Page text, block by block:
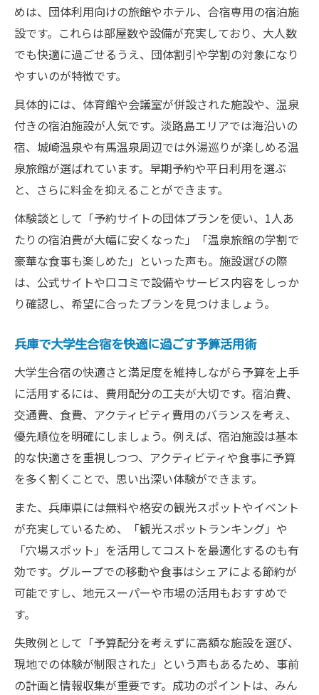
コスパ抜群大学生合宿兵庫の自然探検ポイ
ント
大学生合宿で挑戦できる兵庫アウトドア体
めは、団体利用向けの旅館やホテル、合宿専用の宿泊施
設です。これらは部屋数や設備が充実しており、大人数
でも快適に過ごせるうえ、団体割引や学割の対象になり
やすいのが特徴です。
具体的には、体育館や会議室が併設された施設や、温泉
付きの宿泊施設が人気です。淡路島エリアでは海沿いの
宿、城崎温泉や有馬温泉周辺では外湯巡りが楽しめる温
泉旅館が選ばれています。早期予約や平日利用を選ぶ
と、さらに料金を抑えることができます。
体験談として「予約サイトの団体プランを使い、1人あ
たりの宿泊費が大幅に安くなった」「温泉旅館の学割で
豪華な食事も楽しめた」といった声も。施設選びの際
は、公式サイトや口コミで設備やサービス内容をしっか
り確認し、希望に合ったプランを見つけましょう。
兵庫で大学生合宿を快適に過ごす予算活用術
大学生合宿の快適さと満足度を維持しながら予算を上手
に活用するには、費用配分の工夫が大切です。宿泊費、
交通費、食費、アクティビティ費用のバランスを考え、
優先順位を明確にしましょう。例えば、宿泊施設は基本
的な快適さを重視しつつ、アクティビティや食事に予算
を多く割くことで、思い出深い体験ができます。
また、兵庫県には無料や格安の観光スポットやイベント
が充実しているため、「観光スポットランキング」や
「穴場スポット」を活用してコストを最適化するのも有
効です。グループでの移動や食事はシェアによる節約が
可能ですし、地元スーパーや市場の活用もおすすめで
す。
失敗例として「予算配分を考えずに高額な施設を選び、
現地での体験が制限された」という声もあるため、事前
の計画と情報収集が重要です。成功のポイントは、みん